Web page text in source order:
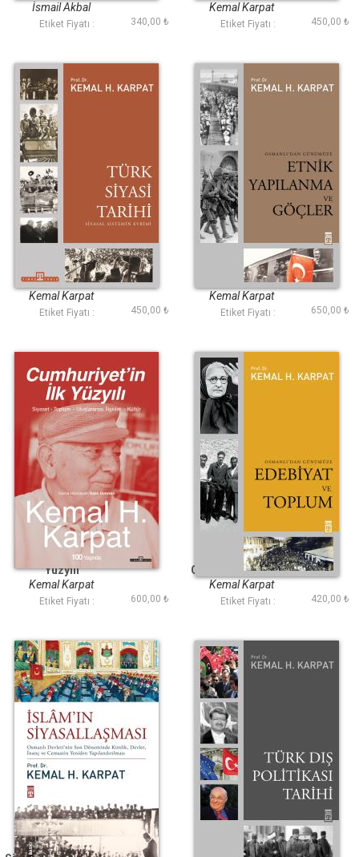
İsmail Akbal
Etiket Fiyatı : 340,00 ₺
Kemal Karpat
Etiket Fiyatı : 450,00 ₺
Türk Siyasi Tarihi
Kemal Karpat
Etiket Fiyatı : 450,00 ₺
Etnik Yapılanma ve
Göçler
Kemal Karpat
Etiket Fiyatı : 650,00 ₺
Cumhuriyetin İlk
Yüzyılı
Kemal Karpat
Etiket Fiyatı : 600,00 ₺
Osmanlıdan
Günümüze Edebiyat
ve Toplum
Kemal Karpat
Etiket Fiyatı : 420,00 ₺
İslâm'ın
Türk Dış Politikası